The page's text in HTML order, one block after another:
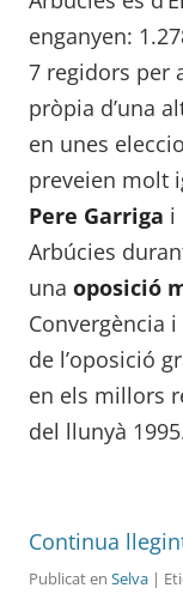
enganyen:
7 regidors per
pròpia d’una
en unes
preveien molt
Pere Garriga i
Arbúcies
una oposició
Convergència
de l’oposició
en els millors
del llunyà
Continua
Publicat en Selva |